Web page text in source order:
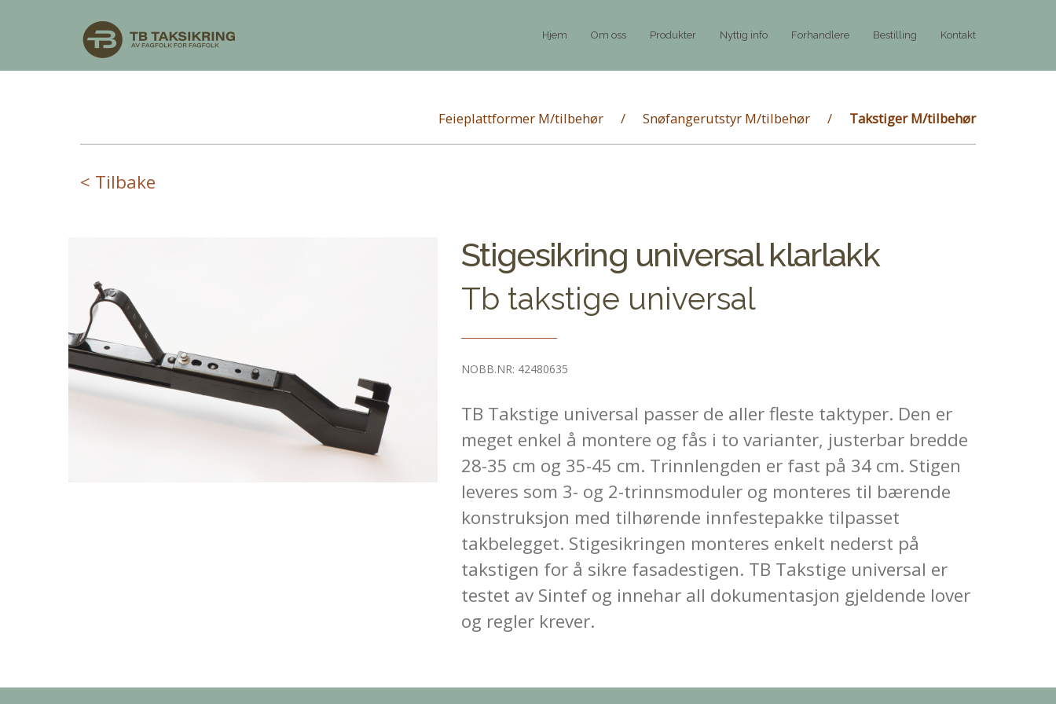
Hjem Om oss Produkter Nyttig info Forhandlere Bestilling Kontakt
Feieplattformer M/tilbehør Snøfangerutstyr M/tilbehør Takstiger M/tilbehør
< Tilbake
Stigesikring universal klarlakk
Tb takstige universal
NOBB.NR: 42480635
TB Takstige universal passer de aller fleste taktyper. Den er
meget enkel å montere og fås i to varianter, justerbar bredde
28-35 cm og 35-45 cm. Trinnlengden er fast på 34 cm. Stigen
leveres som 3- og 2-trinnsmoduler og monteres til bærende
konstruksjon med tilhørende innfestepakke tilpasset
takbelegget. Stigesikringen monteres enkelt nederst på
takstigen for å sikre fasadestigen. TB Takstige universal er
testet av Sintef og innehar all dokumentasjon gjeldende lover
og regler krever.